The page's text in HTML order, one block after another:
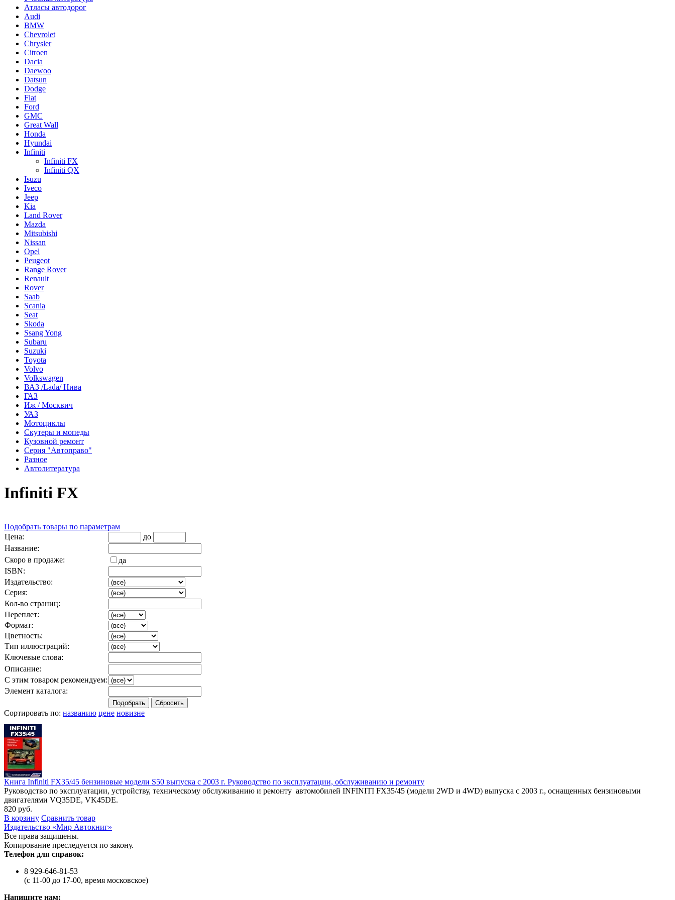
Атласы автодорог
Audi
BMW
Chevrolet
Chrysler
Citroen
Dacia
Daewoo
Datsun
Dodge
Fiat
Ford
GMC
Great Wall
Honda
Hyundai
Infiniti
Infiniti FX
Infiniti QX
Isuzu
Iveco
Jeep
Kia
Land Rover
Mazda
Mitsubishi
Nissan
Opel
Peugeot
Range Rover
Renault
Rover
Saab
Scania
Seat
Skoda
Ssang Yong
Subaru
Suzuki
Toyota
Volvo
Volkswagen
ВАЗ /Lada/ Нива
ГАЗ
Иж / Москвич
УАЗ
Мотоциклы
Скутеры и мопеды
Кузовной ремонт
Серия "Автоправо"
Разное
Автолитература
Infiniti FX
Подобрать товары по параметрам
Цена:
до
Название:
Скоро в продаже:
да
ISBN:
Издательство:
Серия:
Кол-во страниц:
Переплет:
Формат:
Цветность:
Тип иллюстраций:
Ключевые слова:
Описание:
С этим товаром рекомендуем:
Элемент каталога:
Сортировать по: названию цене новизне
Книга Infiniti FX35/45 бензиновые модели S50 выпуска с 2003 г. Руководство по эксплуатации, обслуживанию и ремонту
Руководство по эксплуатации, устройству, техническому обслуживанию и ремонту автомобилей INFINITI FX35/45 (модели 2WD и 4WD) выпуска с 2003 г., оснащенных бензиновыми
двигателями VQ35DE, VK45DE.
820 руб.
В корзину Сравнить товар
Издательство «Мир Автокниг»
Все права защищены.
Копирование преследуется по закону.
Телефон для справок:
8 929-646-81-53
(с 11-00 до 17-00, время московское)
Напишите нам: